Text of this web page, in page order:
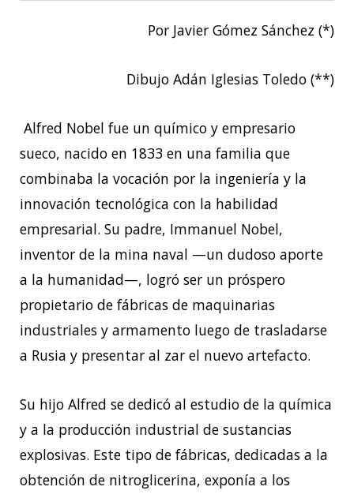
Por Javier Gómez Sánchez (*)
Dibujo Adán Iglesias Toledo (**)
Alfred Nobel fue un químico y empresario
sueco, nacido en 1833 en una familia que
combinaba la vocación por la ingeniería y la
innovación tecnológica con la habilidad
empresarial. Su padre, Immanuel Nobel,
inventor de la mina naval —un dudoso aporte
a la humanidad—, logró ser un próspero
propietario de fábricas de maquinarias
industriales y armamento luego de trasladarse
a Rusia y presentar al zar el nuevo artefacto.
Su hijo Alfred se dedicó al estudio de la química
y a la producción industrial de sustancias
explosivas. Este tipo de fábricas, dedicadas a la
obtención de nitroglicerina, exponía a los